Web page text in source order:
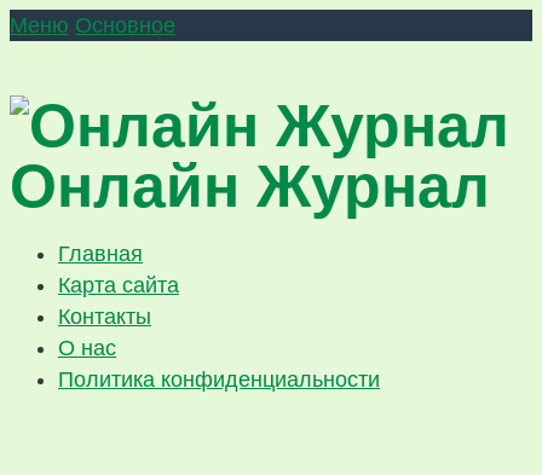
Меню Основное
Онлайн Журнал
Главная
Карта сайта
Контакты
О нас
Политика конфиденциальности